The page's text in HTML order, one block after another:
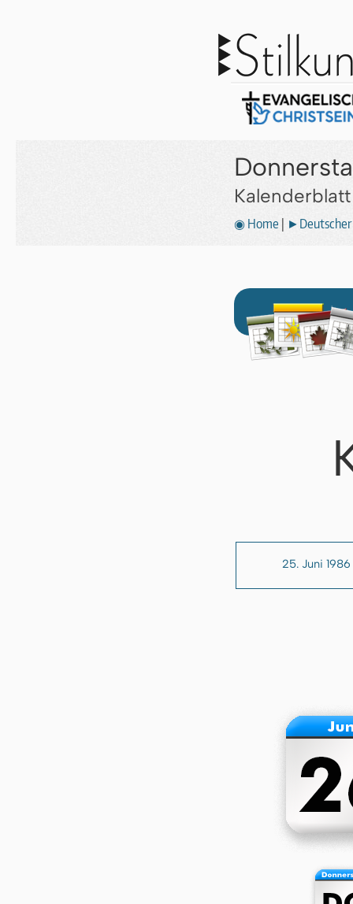
◉ Home ►Deutscher
25. Juni 1986